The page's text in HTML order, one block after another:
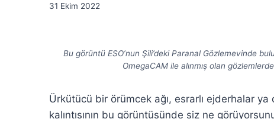
By
31 Ekim 2022
Bu görüntü ESO’nun Şili’deki Paranal Gözlemevinde
OmegaCAM ile alınmış olan
Ürkütücü bir örümcek ağı, esrarlı ejderhalar
kalıntısının bu görüntüsünde siz ne